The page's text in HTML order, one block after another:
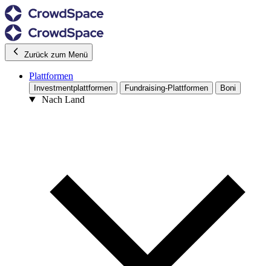
Zurück zum Menü
Plattformen
Investmentplattformen Fundraising-Plattformen Boni
Nach Land